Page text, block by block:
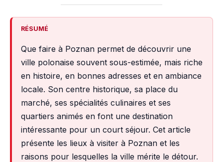
RÉSUMÉ
Que faire à Poznan permet de découvrir une
ville polonaise souvent sous-estimée, mais riche
en histoire, en bonnes adresses et en ambiance
locale. Son centre historique, sa place du
marché, ses spécialités culinaires et ses
quartiers animés en font une destination
intéressante pour un court séjour. Cet article
présente les lieux à visiter à Poznan et les
raisons pour lesquelles la ville mérite le détour.